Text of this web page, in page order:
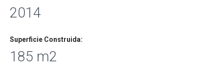
2014
Superficie Construida:
185 m2